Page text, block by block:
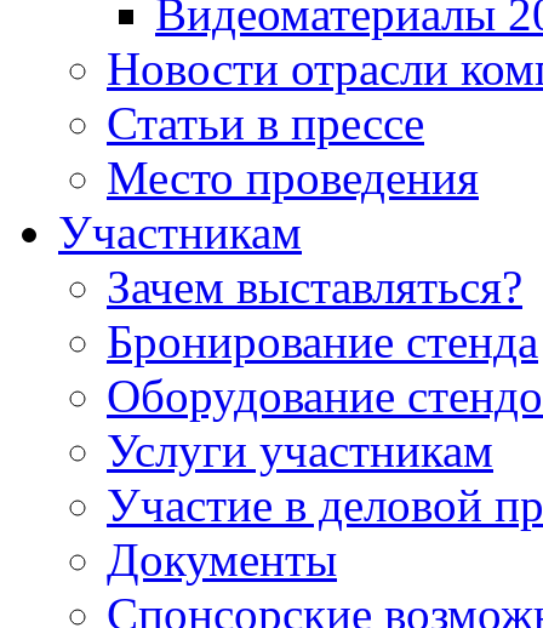
Видеоматериалы
Новости отрасли
Статьи в прессе
Место проведения
Участникам
Зачем выставляться?
Бронирование стенда
Оборудование
Услуги участникам
Участие в деловой
Документы
Спонсорские